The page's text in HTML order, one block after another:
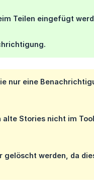
Teilen eingefügt
nur eine
Stories nicht im
werden, da